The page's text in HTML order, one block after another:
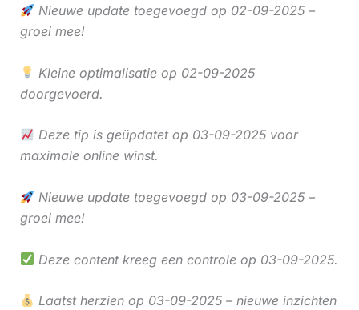
Nieuwe update toegevoegd op 02-09-2025 –
groei mee!
Kleine optimalisatie op 02-09-2025
doorgevoerd.
Deze tip is geüpdatet op 03-09-2025 voor
maximale online winst.
Nieuwe update toegevoegd op 03-09-2025 –
groei mee!
Deze content kreeg een controle op 03-09-2025.
Laatst herzien op 03-09-2025 – nieuwe inzichten